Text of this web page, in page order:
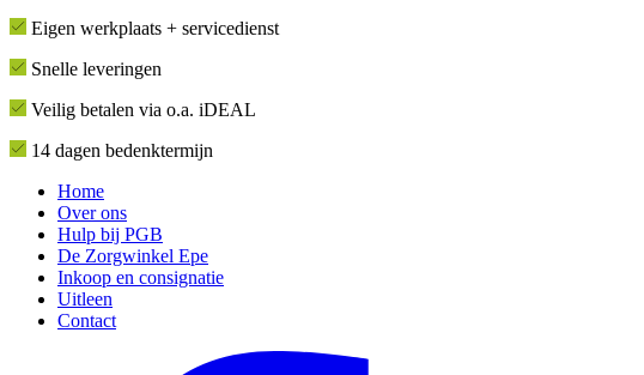
Eigen werkplaats + servicedienst
Snelle leveringen
Veilig betalen via o.a. iDEAL
14 dagen bedenktermijn
Home
Over ons
Hulp bij PGB
De Zorgwinkel Epe
Inkoop en consignatie
Uitleen
Contact